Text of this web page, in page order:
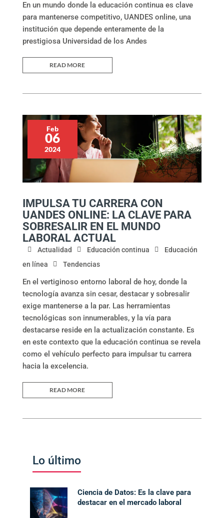
En un mundo donde la educación continua es clave
para mantenerse competitivo, UANDES online, una
institución que depende enteramente de la
prestigiosa Universidad de los Andes
READ MORE
IMPULSA TU CARRERA CON
UANDES ONLINE: LA CLAVE PARA
SOBRESALIR EN EL MUNDO
LABORAL ACTUAL
Actualidad Educación continua
Educación
en línea
Tendencias
En el vertiginoso entorno laboral de hoy, donde la
tecnología avanza sin cesar, destacar y sobresalir
exige mantenerse a la par. Las herramientas
tecnológicas son innumerables, y la vía para
destacarse reside en la actualización constante. Es
en este contexto que la educación continua se revela
como el vehículo perfecto para impulsar tu carrera
hacia la excelencia.
READ MORE
Feb
06
2024
Lo último
Ciencia de Datos: Es la clave para
destacar en el mercado laboral